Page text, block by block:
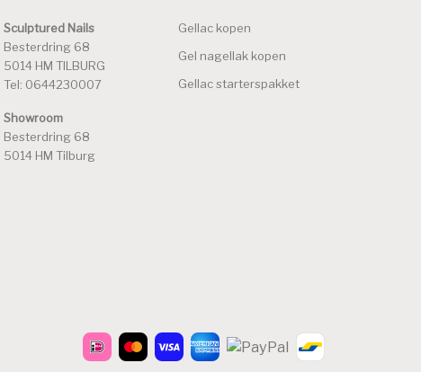
Sculptured Nails
Besterdring 68
5014 HM TILBURG
Tel: 0644230007
Showroom
Besterdring 68
5014 HM Tilburg
Gellac kopen
Gel nagellak kopen
Gellac starterspakket